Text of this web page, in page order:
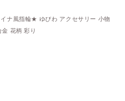
イナ風指輪★ ゆびわ アクセサリー 小物
花柄 彩り